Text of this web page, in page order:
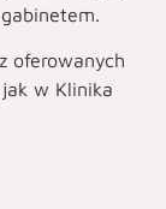
oferowanych
w Klinika